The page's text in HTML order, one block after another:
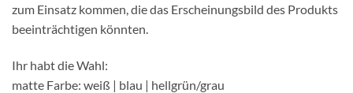
zum Einsatz kommen, die das Erscheinungsbild des Produkts
beeinträchtigen könnten.
Ihr habt die Wahl:
matte Farbe: weiß | blau | hellgrün/grau